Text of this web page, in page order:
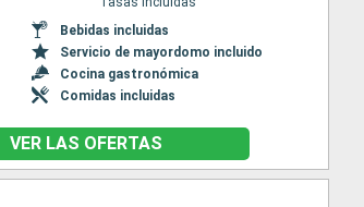
Bebidas incluidas
Servicio de mayordomo incluido
Cocina gastronómica
Comidas incluidas
VER LAS OFERTAS